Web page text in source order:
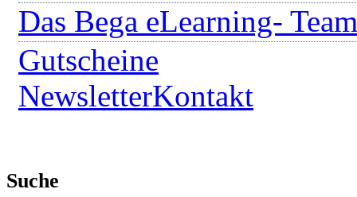
Das Bega eLearning- Team
Gutscheine
NewsletterKontakt
Suche